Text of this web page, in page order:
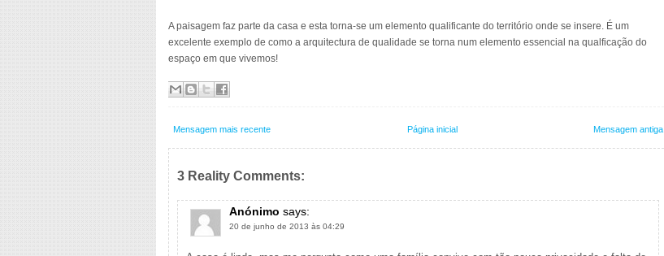
A paisagem faz parte da casa e esta torna-se um elemento qualificante do território onde se insere. É um
excelente exemplo de como a arquitectura de qualidade se torna num elemento essencial na qualficação do
espaço em que vivemos!
Mensagem mais recente Mensagem antiga
Página inicial
3 Reality Comments:
Anónimo says:
20 de junho de 2013 às 04:29